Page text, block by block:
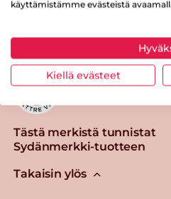
Tästä merkistä tunnistat
Sydänmerkki-tuotteen
Takaisin ylös
käyttämistämme evästeistä
Kiellä evästeet